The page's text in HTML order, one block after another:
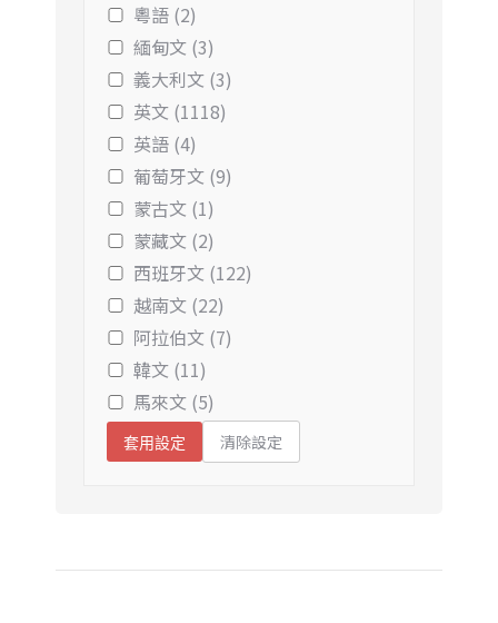
粵語 (2)
緬甸文 (3)
義大利文 (3)
英文 (1118)
英語 (4)
葡萄牙文 (9)
蒙古文 (1)
蒙藏文 (2)
西班牙文 (122)
越南文 (22)
阿拉伯文 (7)
韓文 (11)
馬來文 (5)
套用設定 清除設定